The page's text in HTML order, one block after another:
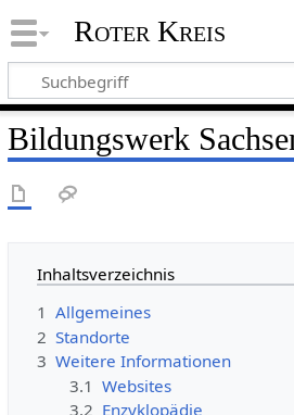
Roter Kreis
Bildungswerk
Inhaltsverzeichnis
1 Allgemeines
2 Standorte
3 Weitere Informationen
3.1 Websites
3.2 Enzyklopädie